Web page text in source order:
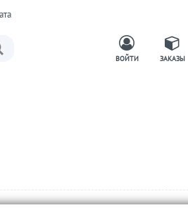
ВОЙТИ ЗАКАЗЫ